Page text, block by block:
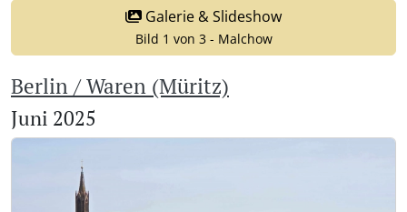
Galerie & Slideshow
Bild 1 von 3 - Malchow
Berlin / Waren (Müritz)
Juni 2025